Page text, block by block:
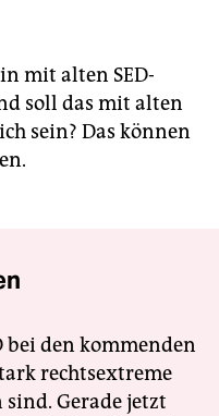
mit alten SED-
soll das mit alten
sein? Das können
bei den kommenden
rechtsextreme
Gerade jetzt